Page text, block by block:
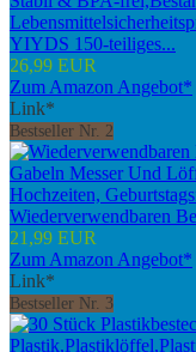
YIYDS 150-teiliges...
26,99 EUR
Zum Amazon Angebot*
Link*
Bestseller Nr. 2
Wiederverwendbaren
21,99 EUR
Zum Amazon Angebot*
Link*
Bestseller Nr. 3